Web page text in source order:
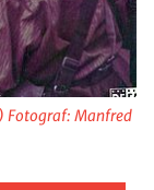
Fotograf: Manfred